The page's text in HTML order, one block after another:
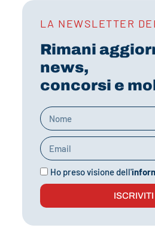
LA NEWSLETTER
Rimani
news,
concorsi e
Ho preso visione dell'
ISCRIVITI